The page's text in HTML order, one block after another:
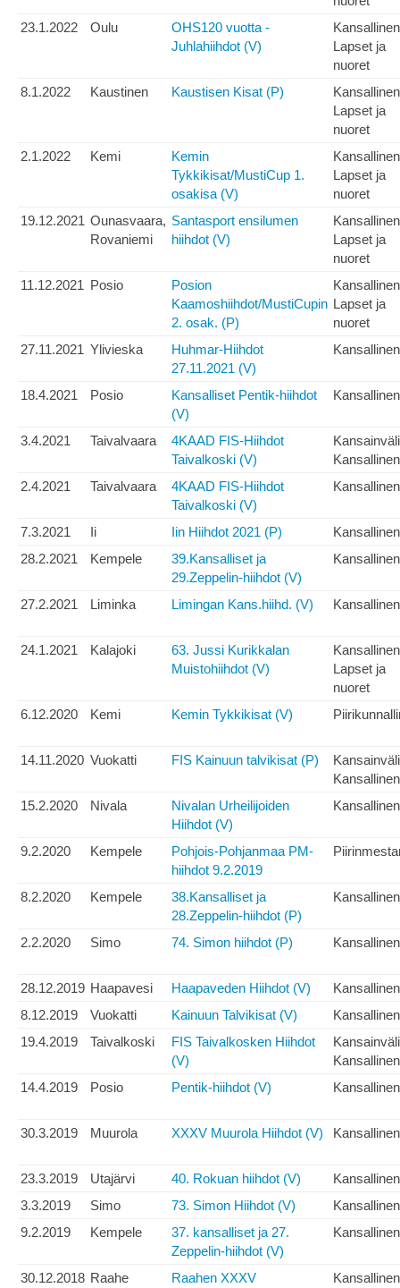
23.1.2022
Oulu
OHS120 vuotta -
Juhlahiihdot (V)
Kansallinen
Lapset ja
nuoret
8.1.2022
Kaustinen Kaustisen Kisat (P)
Kansallinen
Lapset ja
nuoret
2.1.2022
Kemi
Kemin
Tykkikisat/MustiCup 1.
osakisa (V)
Kansallinen
Lapset ja
nuoret
19.12.2021 Ounasvaara,
Rovaniemi
Santasport ensilumen
hiihdot (V)
Kansallinen
Lapset ja
nuoret
11.12.2021 Posio
Posion
Kaamoshiihdot/MustiCupin
2. osak. (P)
Kansallinen
Lapset ja
nuoret
27.11.2021 Ylivieska
Huhmar-Hiihdot
27.11.2021 (V)
Kansallinen
18.4.2021 Posio
Kansalliset Pentik-hiihdot
(V)
Kansallinen
3.4.2021 Taivalvaara
4KAAD FIS-Hiihdot
Taivalkoski (V)
Kansallinen
2.4.2021
Taivalvaara
4KAAD FIS-Hiihdot
Taivalkoski (V)
Kansallinen
7.3.2021 Ii Iin Hiihdot 2021 (P)
Kansallinen
28.2.2021
Kempele
39.Kansalliset ja
29.Zeppelin-hiihdot (V)
Kansallinen
27.2.2021 Liminka Limingan Kans.hiihd. (V) Kansallinen
24.1.2021 Kalajoki
63. Jussi Kurikkalan
Muistohiihdot (V)
Kansallinen
Lapset ja
nuoret
6.12.2020
Kemi Kemin Tykkikisat (V)
14.11.2020 Vuokatti FIS Kainuun talvikisat (P)
Kansallinen
15.2.2020
Nivala
Nivalan Urheilijoiden
Hiihdot (V)
Kansallinen
9.2.2020 Kempele
Pohjois-Pohjanmaa PM-
hiihdot 9.2.2019
8.2.2020 Kempele
38.Kansalliset ja
28.Zeppelin-hiihdot (P)
Kansallinen
2.2.2020 Simo 74. Simon hiihdot (P) Kansallinen
28.12.2019 Haapavesi Haapaveden Hiihdot (V)
Kansallinen
8.12.2019
Vuokatti Kainuun Talvikisat (V)
Kansallinen
19.4.2019
Taivalkoski
FIS Taivalkosken Hiihdot
(V)
Kansallinen
14.4.2019
Posio Pentik-hiihdot (V) Kansallinen
30.3.2019 Muurola XXXV Muurola Hiihdot (V) Kansallinen
23.3.2019 Utajärvi 40. Rokuan hiihdot (V)
Kansallinen
3.3.2019
Simo 73. Simon Hiihdot (V)
Kansallinen
9.2.2019
Kempele
37. kansalliset ja 27.
Zeppelin-hiihdot (V)
Kansallinen
30.12.2018 Raahe
Raahen XXXV
Kansallinen